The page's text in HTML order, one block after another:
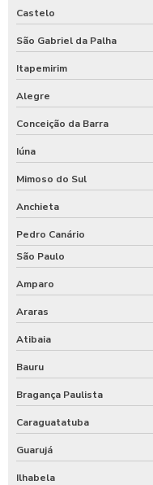
Castelo
São Gabriel da Palha
Itapemirim
Alegre
Conceição da Barra
Iúna
Mimoso do Sul
Anchieta
Pedro Canário
São Paulo
Amparo
Araras
Atibaia
Bauru
Bragança Paulista
Caraguatatuba
Guarujá
Ilhabela